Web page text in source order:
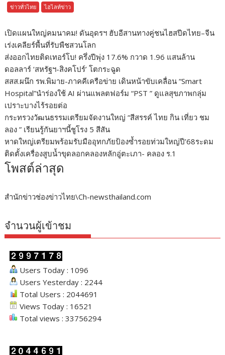
ข่าวทั่วไทย ไฮไลท์ข่าว
เปิดแผนใหญ่คมนาคม! ดันอุดรฯ ฮับอีสานทางคู่ชนไฮสปีดไทย–จีน
เร่งเคลียร์พื้นที่รับพืชสวนโลก
ส่งออกไทยติดเทอร์โบ! ครึ่งปีพุ่ง 17.6% กวาด 1.96 แสนล้าน
ดอลลาร์ ‘สหรัฐฯ-สิงคโปร์’ โตกระฉูด
สสส.ผนึก รพ.พิมาย-ภาคคีเครือข่าย เดินหน้าขับเคลื่อน “Smart
Hospital”นำร่องใช้ AI ผ่านแพลตฟอร์ม “PST ” ดูแลสุขภาพกลุ่ม
เปราะบางไร้รอยต่อ
กระทรวงวัฒนธรรมเตรียมจัดงานใหญ่ “สีสรรค์ ไทย กิน เที่ยว ชม
ลอง ” เรียนรู้กันยาฯนี้ชูโรง 5 สีสัน
หาดใหญ่เตรียมพร้อมรับมืออุทกภัยป้องซ้ำรอยท่วมใหญ่ปี’68ระดม
ติดตั้งเครื่องสูบน้ำขุดลอกคลองหลักอู่ตะเภา- คลอง ร.1
โพสต์ล่าสุด
สำนักข่าวช่องข่าวไทย\Ch-newsthailand.com
จำนวนผู้เข้าชม
Users Today : 1096
Users Yesterday : 2244
Total Users : 2044691
Views Today : 16521
Total views : 33756294